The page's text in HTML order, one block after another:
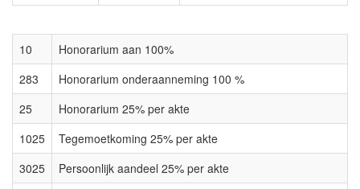
10
Honorarium aan 100%
283
Honorarium onderaanneming 100 %
25
Honorarium 25% per akte
1025
Tegemoetkoming 25% per akte
3025
Persoonlijk aandeel 25% per akte